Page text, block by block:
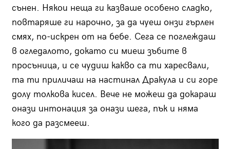
сънен. Някои неща ги казваше особено сладко,
повтаряше ги нарочно, за да чуеш онзи гърлен
смях, по-искрен от на бебе. Сега се поглеждаш
в огледалото, докато си миеш зъбите в
просъница, и се чудиш какво са ти харесвали,
та ти приличаш на настинал Дракула и си горе
долу толкова кисел. Вече не можеш да докараш
онази интонация за онази шега, пък и няма
кого да разсмееш.